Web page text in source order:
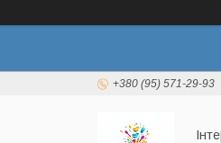
+380 (95) 571-29-93